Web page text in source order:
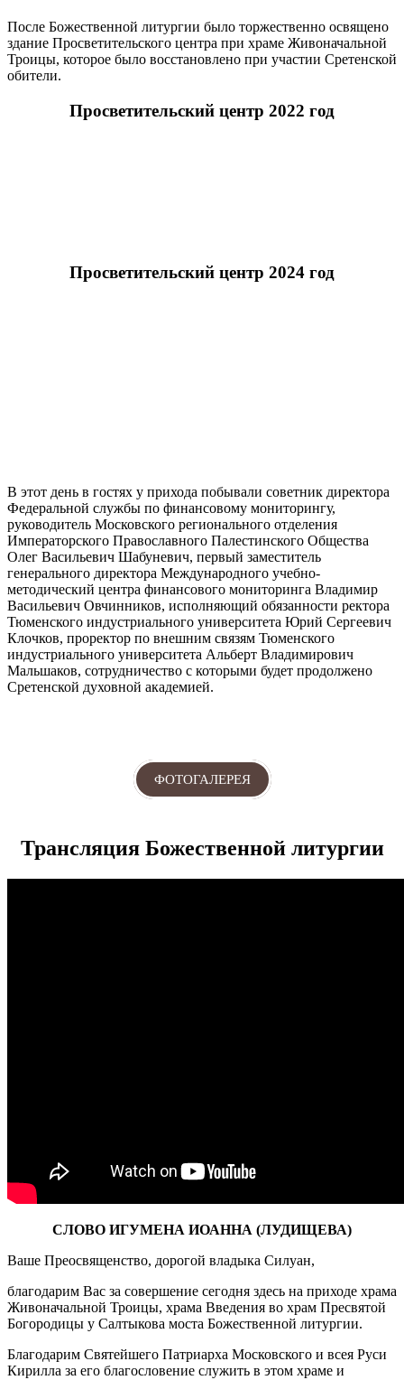
После Божественной литургии было торжественно освящено
здание Просветительского центра при храме Живоначальной
Троицы, которое было восстановлено при участии Сретенской
обители.
Просветительский центр 2022 год
Просветительский центр 2024 год
В этот день в гостях у прихода побывали советник директора
Федеральной службы по финансовому мониторингу,
руководитель Московского регионального отделения
Императорского Православного Палестинского Общества
Олег Васильевич Шабуневич, первый заместитель
генерального директора Международного учебно-
методический центра финансового мониторинга Владимир
Васильевич Овчинников, исполняющий обязанности ректора
Тюменского индустриального университета Юрий Сергеевич
Клочков, проректор по внешним связям Тюменского
индустриального университета Альберт Владимирович
Мальшаков, сотрудничество с которыми будет продолжено
Сретенской духовной академией.
ФОТОГАЛЕРЕЯ
Трансляция Божественной литургии
СЛОВО ИГУМЕНА ИОАННА (ЛУДИЩЕВА)
Ваше Преосвященство, дорогой владыка Силуан,
благодарим Вас за совершение сегодня здесь на приходе храма
Живоначальной Троицы, храма Введения во храм Пресвятой
Богородицы у Салтыкова моста Божественной литургии.
Благодарим Святейшего Патриарха Московского и всея Руси
Кирилла за его благословение служить в этом храме и